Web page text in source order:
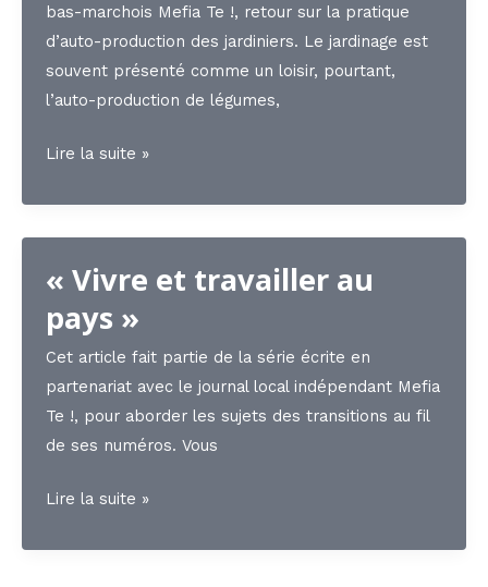
du
logement
en
Basse-
bas-marchois Mefia Te !, retour sur la pratique
d’auto-production des jardiniers. Le jardinage est
souvent présenté comme un loisir, pourtant,
l’auto-production de légumes,
Le
est
dans
Lire la suite »
« Vivre et travailler au
pays »
Cet article fait partie de la série écrite en
partenariat avec le journal local indépendant Mefia
Te !, pour aborder les sujets des transitions au fil
de ses numéros. Vous
« Vivre
travailler
Lire la suite »